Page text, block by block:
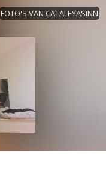
FOTO'S VAN CATALEYASINN